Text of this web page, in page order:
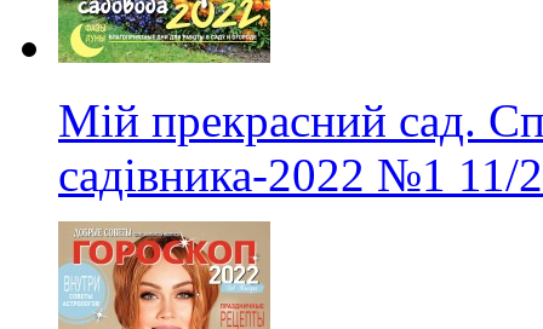
Мій прекрасний сад.
садівника-2022 №1 11/